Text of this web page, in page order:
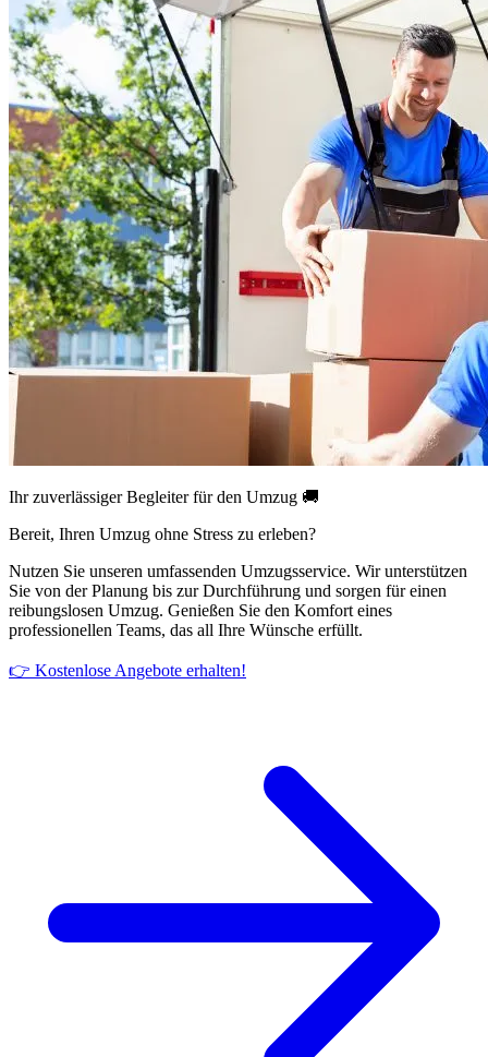
Ihr zuverlässiger Begleiter für den Umzug 🚚
Bereit, Ihren Umzug ohne Stress zu erleben?
Nutzen Sie unseren umfassenden Umzugsservice. Wir unterstützen
Sie von der Planung bis zur Durchführung und sorgen für einen
reibungslosen Umzug. Genießen Sie den Komfort eines
professionellen Teams, das all Ihre Wünsche erfüllt.
👉 Kostenlose Angebote erhalten!